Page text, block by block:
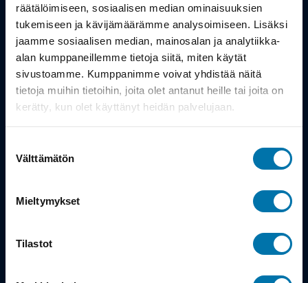
räätälöimiseen, sosiaalisen median ominaisuuksien
tukemiseen ja kävijämäärämme analysoimiseen. Lisäksi
jaamme sosiaalisen median, mainosalan ja analytiikka-
alan kumppaneillemme tietoja siitä, miten käytät
sivustoamme. Kumppanimme voivat yhdistää näitä
tietoja muihin tietoihin, joita olet antanut heille tai joita on
kerätty, kun olet käyttänyt heidän palvelujaan.
valinta
Välttämätön
Mieltymykset
Tilastot
Info
Toimitus
Takuu ja palautukset